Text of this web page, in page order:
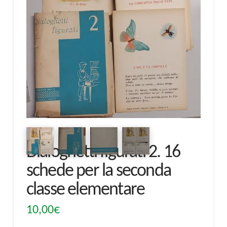
Dialoghetti figurati 2. 16
schede per la seconda
classe elementare
10,00€